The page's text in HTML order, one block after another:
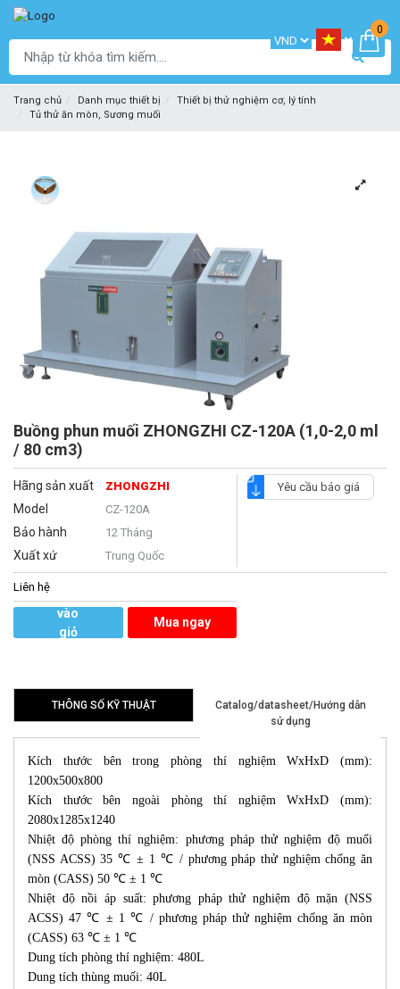
0
Trang chủ Danh mục thiết bị
Thiết bị thử nghiệm cơ, lý tính
Tủ thử ăn mòn, Sương muối
Buồng phun muối ZHONGZHI CZ-120A (1,0-2,0 ml
/ 80 cm3)
Hãng sản xuất ZHONGZHI
Model CZ-120A
Bảo hành 12 Tháng
Xuất xứ Trung Quốc
Yêu cầu báo giá
Liên hệ
vào
giỏ
Mua ngay
THÔNG SỐ KỸ THUẬT
Catalog/datasheet/Hướng dẫn
sử dụng
Kích thước bên trong phòng thí nghiệm WxHxD (mm):
1200x500x800
Kích thước bên ngoài phòng thí nghiệm WxHxD (mm):
2080x1285x1240
Nhiệt độ phòng thí nghiệm: phương pháp thử nghiệm độ muối
(NSS ACSS) 35 ℃ ± 1 ℃ / phương pháp thử nghiệm chống ăn
mòn (CASS) 50 ℃ ± 1 ℃
Nhiệt độ nồi áp suất: phương pháp thử nghiệm độ mặn (NSS
ACSS) 47 ℃ ± 1 ℃ / phương pháp thử nghiệm chống ăn mòn
(CASS) 63 ℃ ± 1 ℃
Dung tích phòng thí nghiệm: 480L
Dung tích thùng muối: 40L